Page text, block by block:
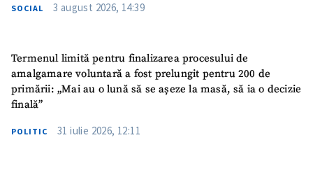
SOCIAL 3 august 2026, 14:39
Termenul limită pentru finalizarea procesului de
amalgamare voluntară a fost prelungit pentru 200 de
primării: „Mai au o lună să se așeze la masă, să ia o decizie
finală”
POLITIC 31 iulie 2026, 12:11